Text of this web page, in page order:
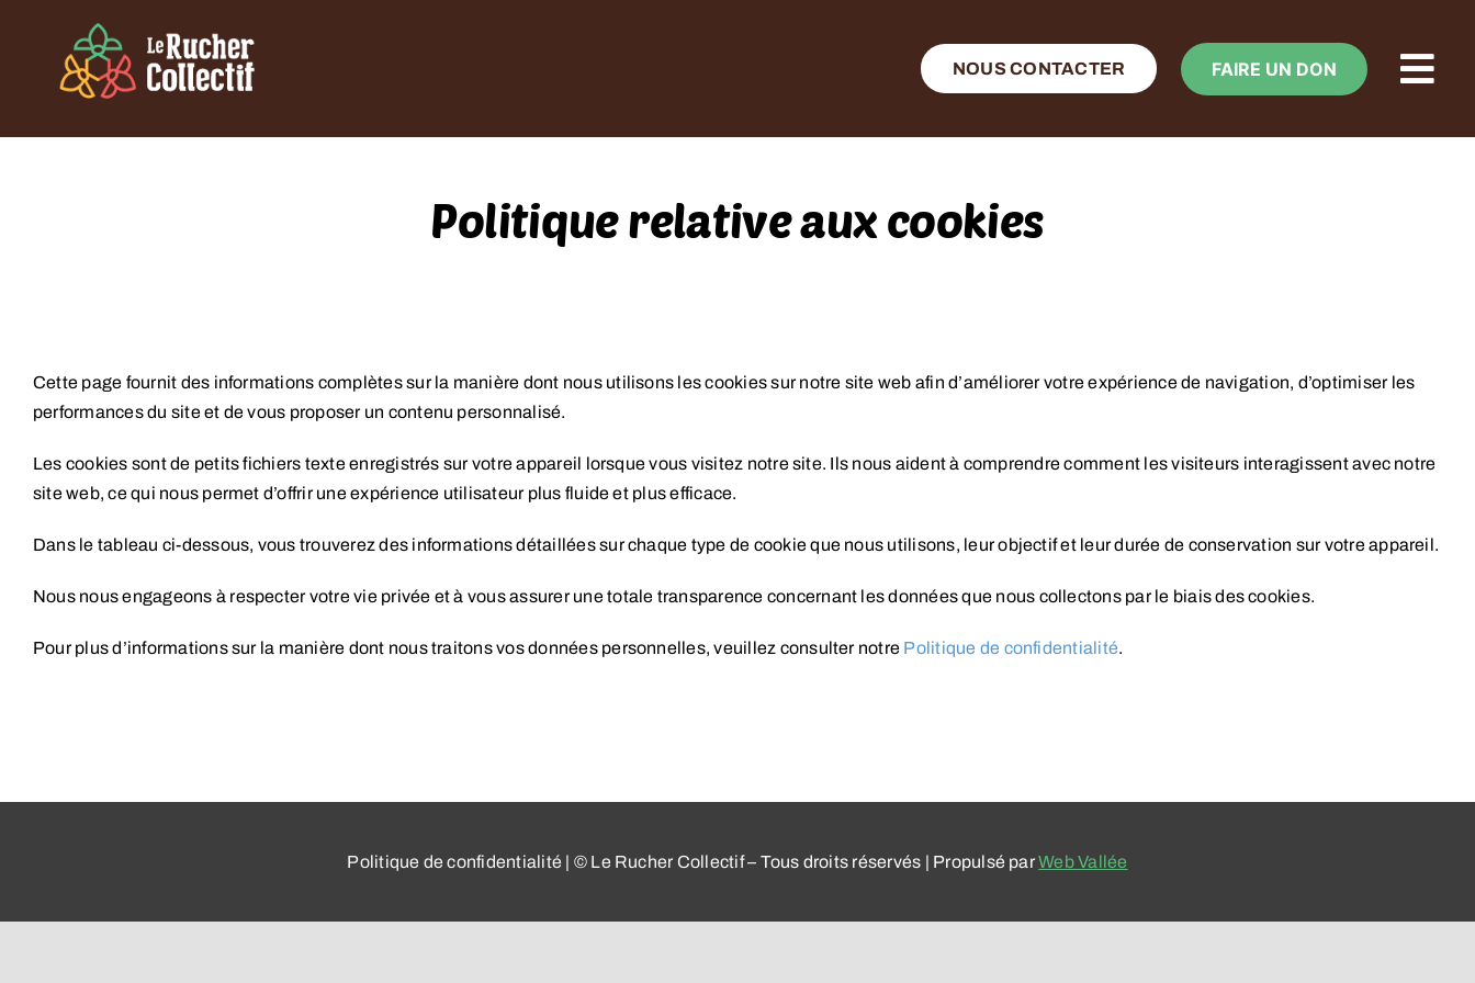
NOUS CONTACTER FAIRE UN DON
Politique relative aux cookies
Cette page fournit des informations complètes sur la manière dont nous utilisons les cookies sur notre site web afin d’améliorer votre expérience de navigation, d’optimiser les
performances du site et de vous proposer un contenu personnalisé.
Les cookies sont de petits fichiers texte enregistrés sur votre appareil lorsque vous visitez notre site. Ils nous aident à comprendre comment les visiteurs interagissent avec notre
site web, ce qui nous permet d’offrir une expérience utilisateur plus fluide et plus efficace.
Dans le tableau ci-dessous, vous trouverez des informations détaillées sur chaque type de cookie que nous utilisons, leur objectif et leur durée de conservation sur votre appareil.
Nous nous engageons à respecter votre vie privée et à vous assurer une totale transparence concernant les données que nous collectons par le biais des cookies.
Pour plus d’informations sur la manière dont nous traitons vos données personnelles, veuillez consulter notre Politique de confidentialité.
Politique de confidentialité | © Le Rucher Collectif– Tous droits réservés | Propulsé parWeb Vallée